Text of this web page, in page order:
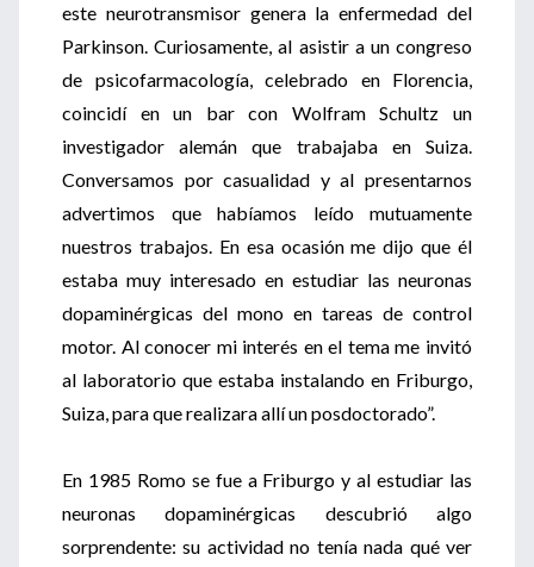
este neurotransmisor genera la enfermedad del
Parkinson. Curiosamente, al asistir a un congreso
de psicofarmacología, celebrado en Florencia,
coincidí en un bar con Wolfram Schultz un
investigador alemán que trabajaba en Suiza.
Conversamos por casualidad y al presentarnos
advertimos que habíamos leído mutuamente
nuestros trabajos. En esa ocasión me dijo que él
estaba muy interesado en estudiar las neuronas
dopaminérgicas del mono en tareas de control
motor. Al conocer mi interés en el tema me invitó
al laboratorio que estaba instalando en Friburgo,
Suiza, para que realizara allí un posdoctorado”.
En 1985 Romo se fue a Friburgo y al estudiar las
neuronas dopaminérgicas descubrió algo
sorprendente: su actividad no tenía nada qué ver